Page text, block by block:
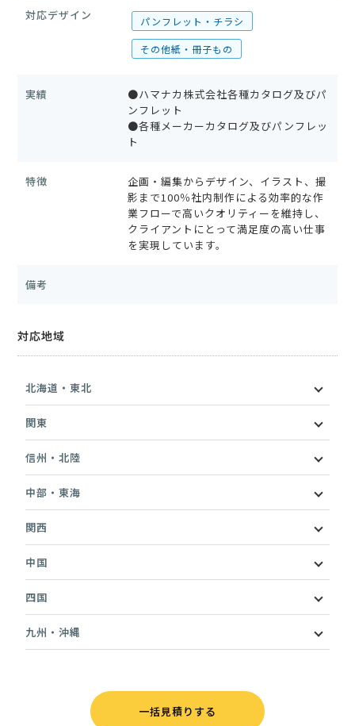
対応デザイン パンフレット・チラシ
その他紙・冊子もの
実績
●ハマナカ株式会社各種カタログ及びパ
ンフレット
●各種メーカーカタログ及びパンフレッ
ト
特徴
企画・編集からデザイン、イラスト、撮
影まで100％社内制作による効率的な作
業フローで高いクオリティーを維持し、
クライアントにとって満足度の高い仕事
を実現しています。
備考
対応地域
北海道・東北
関東
信州・北陸
中部・東海
関西
中国
四国
九州・沖縄
一括見積りする